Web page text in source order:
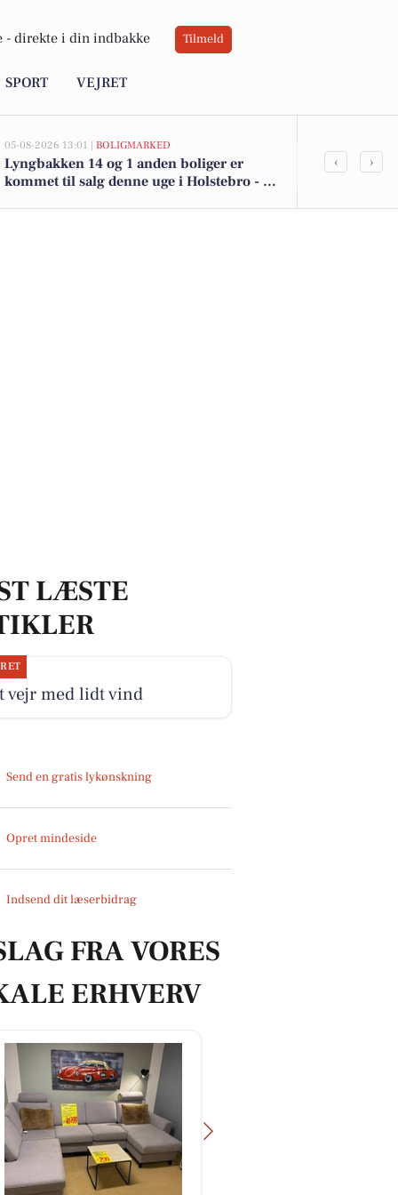
- direkte i din indbakke Tilmeld
SPORT VEJRET
05-08-2026 13:01 | BOLIGMARKED
Lyngbakken 14 og 1 anden boliger er
kommet til salg denne uge i Holstebro - se
Top 6 over
‹ ›
LÆSTE
vejr med lidt vind
Send en gratis lykønskning
Opret mindeside
Indsend dit læserbidrag
FRA VORES
ERHVERV